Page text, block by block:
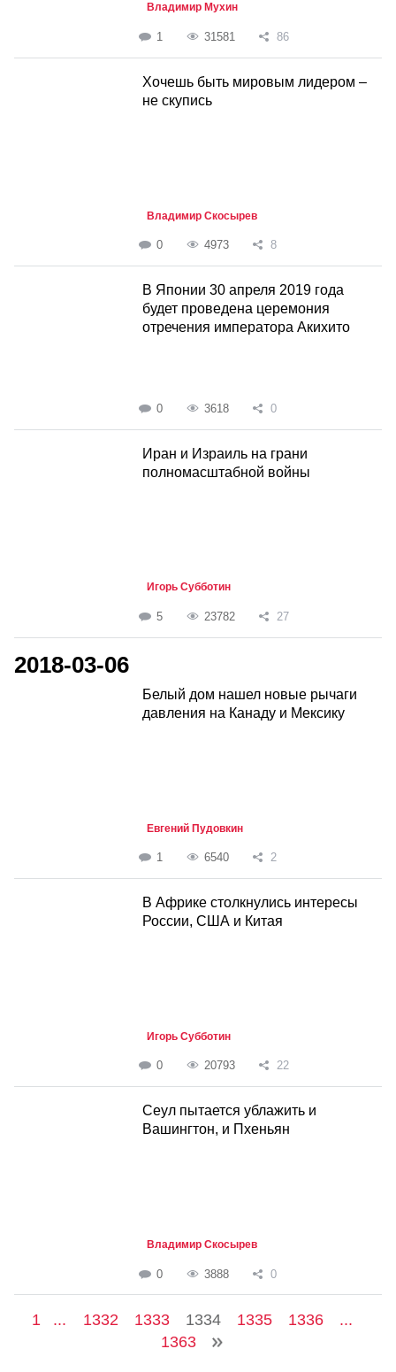
Владимир Мухин
1 31581 86
Хочешь быть мировым лидером –
не скупись
Владимир Скосырев
0 4973 8
В Японии 30 апреля 2019 года
будет проведена церемония
отречения императора Акихито
0 3618 0
Иран и Израиль на грани
полномасштабной войны
Игорь Субботин
5 23782 27
2018-03-06
Белый дом нашел новые рычаги
давления на Канаду и Мексику
Евгений Пудовкин
1 6540 2
В Африке столкнулись интересы
России, США и Китая
Игорь Субботин
0 20793 22
Cеул пытается ублажить и
Вашингтон, и Пхеньян
Владимир Скосырев
0 3888 0
1 ... 1332 1333 1334 1335 1336
...
1363